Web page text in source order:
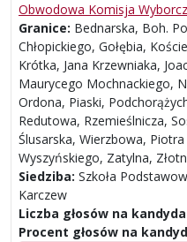
Obwodowa Komisja
Granice: Bednarska, Boh.
Chłopickiego, Gołębia,
Krótka, Jana Krzewniaka,
Maurycego Mochnackiego,
Ordona, Piaski,
Redutowa, Rzemieślnicza,
Ślusarska, Wierzbowa,
Wyszyńskiego, Zatylna,
Siedziba: Szkoła
Karczew
Liczba głosów na
Procent głosów na